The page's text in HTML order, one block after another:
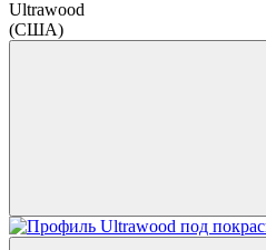
Ultrawood
(США)